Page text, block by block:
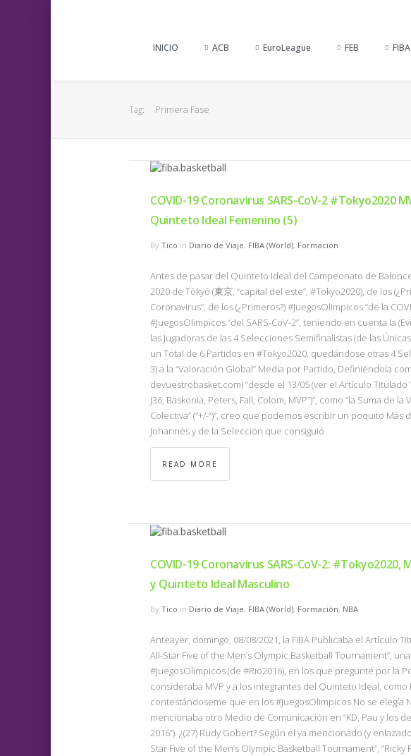
INICIO ACB EuroLeague FEB FIBA
Tag: Primera Fase
COVID-19 Coronavirus SARS-CoV-2 #Tokyo2020
Quinteto Ideal Femenino (5)
By Tico in Diario de Viaje, FIBA (World), Formación
Antes de pasar del Quinteto Ideal del Campeonato de
2020 de Tōkyō (東京, “capital del este”, #Tokyo2020), de los
Coronavirus”, de los (¿Primeros?) #JuegosOlimpicos “de la
#JuegosOlimpicos “del SARS-CoV-2”, teniendo en cuenta la
las Jugadoras de las 4 Selecciones Semifinalistas (de las
un Total de 6 Partidos en #Tokyo2020, quedándose otras 4
3) a la “Valoración Global” Media por Partido, Definiéndola
devuestrobasket.com) “desde el 13/05 (ver el Artículo Titulado
J36, Baskonia, Peters, Fall, Colom, MVP”)”, como “la Suma de
Colectiva” (“+/-“)”, creo que podemos escribir un poquito Más
Johannès y de la Selección que consiguió
READ MORE
COVID-19 Coronavirus SARS-CoV-2: #Tokyo2020,
y Quinteto Ideal Masculino
By Tico in Diario de Viaje, FIBA (World), Formación, NBA
Anteayer, domingo, 08/08/2021, la FIBA Publicaba el Artículo
All-Star Five of the Men’s Olympic Basketball Tournament”,
#JuegosOlimpicos (de #Rio2016), en los que pregunté por la
consideraba MVP y a los integrantes del Quinteto Ideal, como
contestándoseme que en los #JuegosOlimpicos No se elegía
mencionaba otro Medio de Comunicación en “KD, Pau y los
2016”). ¿(27) Rudy Gobert? Según el ya mencionado (y
Star Five of the Men’s Olympic Basketball Tournament”,